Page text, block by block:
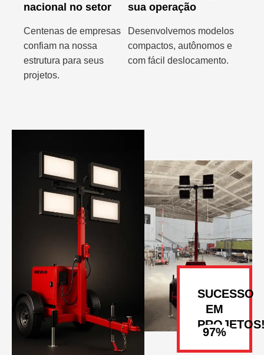
SUCESSO
EM
nacional no setor
Centenas de empresas
confiam na nossa
estrutura para seus
projetos.
sua operação
Desenvolvemos modelos
compactos, autônomos e
com fácil deslocamento.